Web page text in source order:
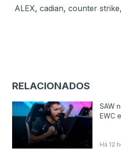
ALEX, cadian, counter strike,
RELACIONADOS
SAW
EWC
Há 12